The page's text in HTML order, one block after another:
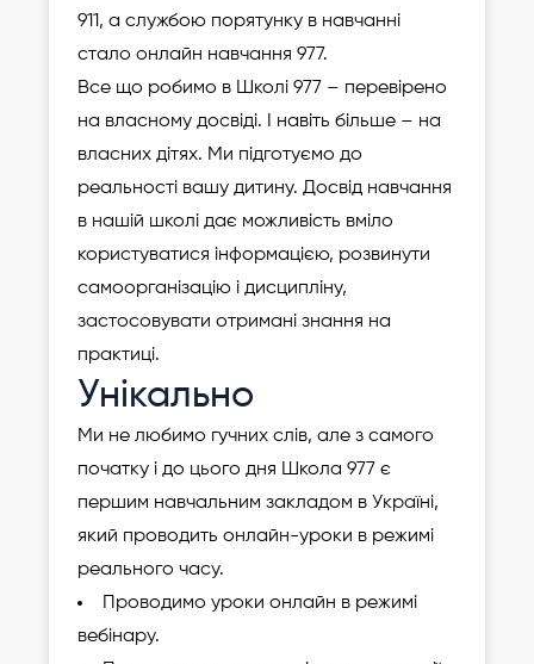
911, а службою порятунку в навчанні
стало онлайн навчання 977.
Все що робимо в Школі 977 – перевірено
на власному досвіді. І навіть більше – на
власних дітях. Ми підготуємо до
реальності вашу дитину. Досвід навчання
в нашій школі дає можливість вміло
користуватися інформацією, розвинути
самоорганізацію і дисципліну,
застосовувати отримані знання на
практиці.
Унікально
Ми не любимо гучних слів, але з самого
початку і до цього дня Школа 977 є
першим навчальним закладом в Україні,
який проводить онлайн-уроки в режимі
реального часу.
Проводимо уроки онлайн в режимі
вебінару.